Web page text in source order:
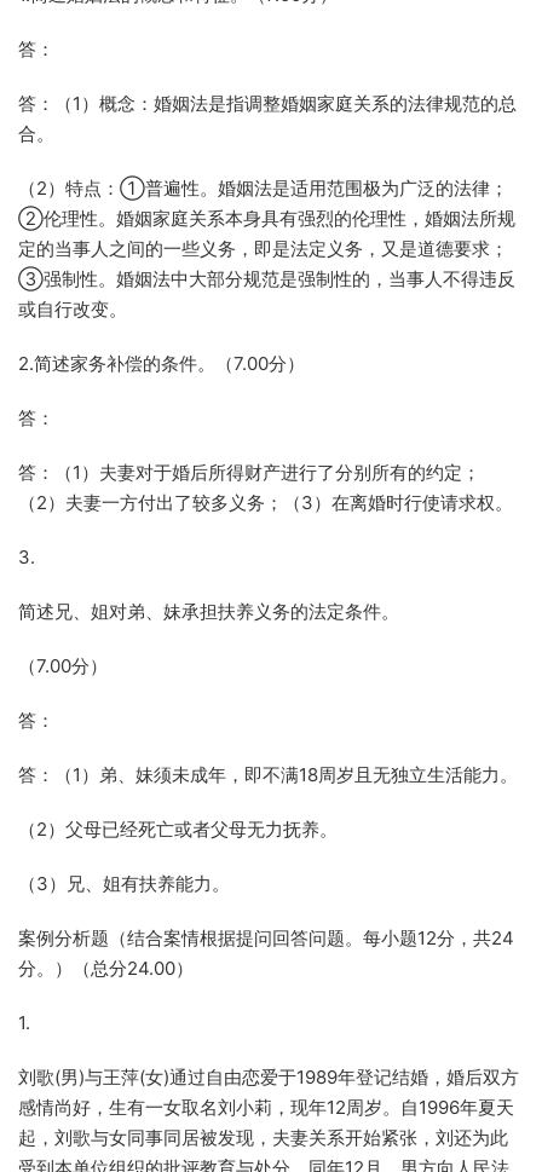
答：
答：（1）概念：婚姻法是指调整婚姻家庭关系的法律规范的总
合。
（2）特点：①普遍性。婚姻法是适用范围极为广泛的法律；
②伦理性。婚姻家庭关系本身具有强烈的伦理性，婚姻法所规
定的当事人之间的一些义务，即是法定义务，又是道德要求；
③强制性。婚姻法中大部分规范是强制性的，当事人不得违反
或自行改变。
2.简述家务补偿的条件。（7.00分）
答：
答：（1）夫妻对于婚后所得财产进行了分别所有的约定；
（2）夫妻一方付出了较多义务；（3）在离婚时行使请求权。
3.
简述兄、姐对弟、妹承担扶养义务的法定条件。
（7.00分）
答：
答：（1）弟、妹须未成年，即不满18周岁且无独立生活能力。
（2）父母已经死亡或者父母无力抚养。
（3）兄、姐有扶养能力。
案例分析题（结合案情根据提问回答问题。每小题12分，共24
分。）（总分24.00）
1.
刘歌(男)与王萍(女)通过自由恋爱于1989年登记结婚，婚后双方
感情尚好，生有一女取名刘小莉，现年12周岁。自1996年夏天
起，刘歌与女同事同居被发现，夫妻关系开始紧张，刘还为此